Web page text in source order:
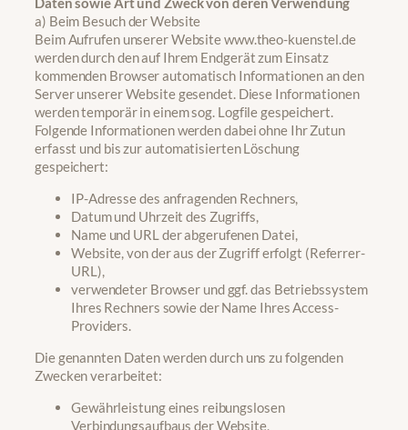
a) Beim Besuch der Website
Beim Aufrufen unserer Website www.theo-kuenstel.de
werden durch den auf Ihrem Endgerät zum Einsatz
kommenden Browser automatisch Informationen an den
Server unserer Website gesendet. Diese Informationen
werden temporär in einem sog. Logfile gespeichert.
Folgende Informationen werden dabei ohne Ihr Zutun
erfasst und bis zur automatisierten Löschung
gespeichert:
IP-Adresse des anfragenden Rechners,
Datum und Uhrzeit des Zugriffs,
Name und URL der abgerufenen Datei,
Website, von der aus der Zugriff erfolgt (Referrer-
URL),
verwendeter Browser und ggf. das Betriebssystem
Ihres Rechners sowie der Name Ihres Access-
Providers.
Die genannten Daten werden durch uns zu folgenden
Zwecken verarbeitet:
Gewährleistung eines reibungslosen
Verbindungsaufbaus der Website,